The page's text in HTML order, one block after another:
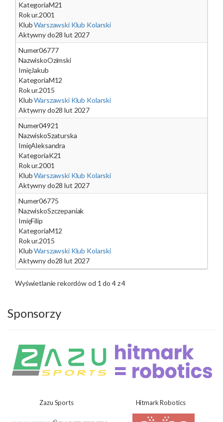
KategoriaM21
Rok ur.2001
KlubWarszawski Klub Kolarski
Aktywny do28 lut 2027
Numer06777
NazwiskoOzimski
ImięJakub
KategoriaM12
Rok ur.2015
KlubWarszawski Klub Kolarski
Aktywny do28 lut 2027
Numer04921
NazwiskoSzaturska
ImięAleksandra
KategoriaK21
Rok ur.2001
KlubWarszawski Klub Kolarski
Aktywny do28 lut 2027
Numer06775
NazwiskoSzczepaniak
ImięFilip
KategoriaM12
Rok ur.2015
KlubWarszawski Klub Kolarski
Aktywny do28 lut 2027
Wyświetlanie rekordów od 1 do 4 z 4
Sponsorzy
Zazu Sports Hitmark Robotics